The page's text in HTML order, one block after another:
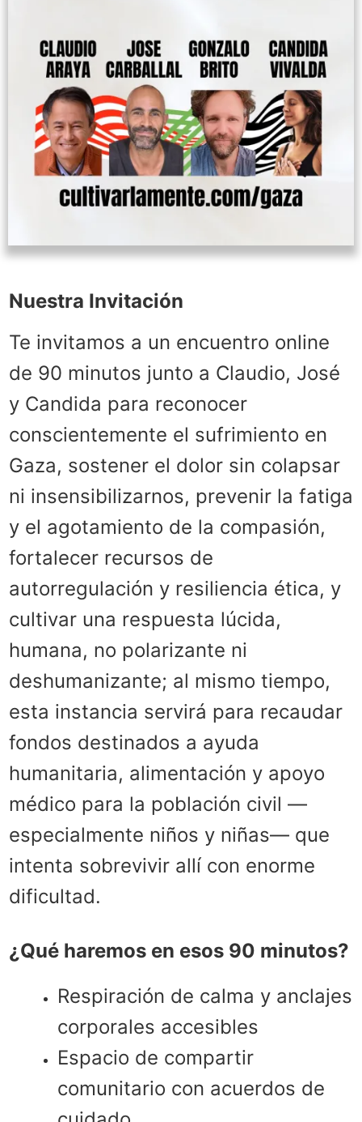
Nuestra Invitación
Te invitamos a un encuentro online
de 90 minutos junto a Claudio, José
y Candida para reconocer
conscientemente el sufrimiento en
Gaza, sostener el dolor sin colapsar
ni insensibilizarnos, prevenir la fatiga
y el agotamiento de la compasión,
fortalecer recursos de
autorregulación y resiliencia ética, y
cultivar una respuesta lúcida,
humana, no polarizante ni
deshumanizante; al mismo tiempo,
esta instancia servirá para recaudar
fondos destinados a ayuda
humanitaria, alimentación y apoyo
médico para la población civil —
especialmente niños y niñas— que
intenta sobrevivir allí con enorme
dificultad.
¿Qué haremos en esos 90 minutos?
Respiración de calma y anclajes
corporales accesibles
Espacio de compartir
comunitario con acuerdos de